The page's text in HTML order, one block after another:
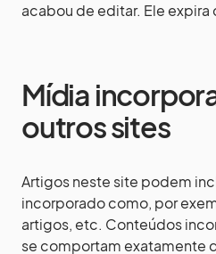
acabou de editar. Ele expira
Mídia
outros sites
Artigos neste site podem
incorporado como, por
artigos, etc. Conteúdos
se comportam exatamente